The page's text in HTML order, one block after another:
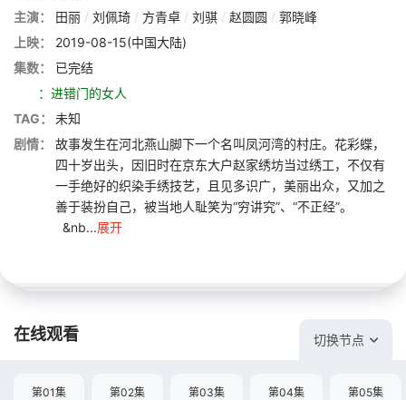
主演：
田丽 / 刘佩琦 / 方青卓 / 刘骐 / 赵圆圆 / 郭晓峰
上映：
2019-08-15(中国大陆)
集数：
已完结
：进错门的女人
TAG：
未知
剧情：
故事发生在河北燕山脚下一个名叫凤河湾的村庄。花彩蝶，
四十岁出头，因旧时在京东大户赵家绣坊当过绣工，不仅有
一手绝好的织染手绣技艺，且见多识广，美丽出众，又加之
善于装扮自己，被当地人耻笑为“穷讲究”、“不正经”。
&nb...展开
在线观看 切换节点
第01集 第02集 第03集 第04集 第05集